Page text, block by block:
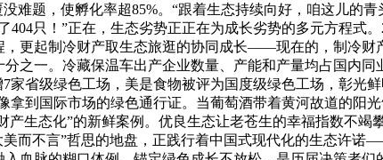
难题，使孵化率超85%。“跟着生态持续向好，咱这儿的
404只！”正在，生态劣势正正在为成长劣势的多元方程式
更起制冷财产取生态旅逛的协同成长——现在的，制冷财
之一。冷藏保温车出产企业数量、产能和产量均占国内同
家省级绿色工场，美是食物被评为国度级绿色工场，彰光
拿到国际市场的绿色通行证。当葡萄酒带着黄河故道的阳
生态化”的新鲜案例。优良生态让老苍生的幸福指数不竭
而不言”哲思的地盘，正践行着中国式现代化的生态许